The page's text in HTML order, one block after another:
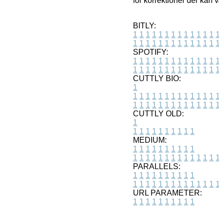
BITLY:
1 1 1 1 1 1 1 1 1 1 1 1 1 1
1 1 1 1 1 1 1 1 1 1 1 1 1 1
SPOTIFY:
1 1 1 1 1 1 1 1 1 1 1 1 1 1
1 1 1 1 1 1 1 1 1 1 1 1 1 1
CUTTLY BIO:
1
1 1 1 1 1 1 1 1 1 1 1 1 1 1
1 1 1 1 1 1 1 1 1 1 1 1 1 1
CUTTLY OLD:
1
1 1 1 1 1 1 1 1 1 1
MEDIUM:
1 1 1 1 1 1 1 1 1 1
1 1 1 1 1 1 1 1 1 1 1 1 1 1
PARALLELS:
1 1 1 1 1 1 1 1 1 1
1 1 1 1 1 1 1 1 1 1 1 1 1 1
URL PARAMETER:
1 1 1 1 1 1 1 1 1 1